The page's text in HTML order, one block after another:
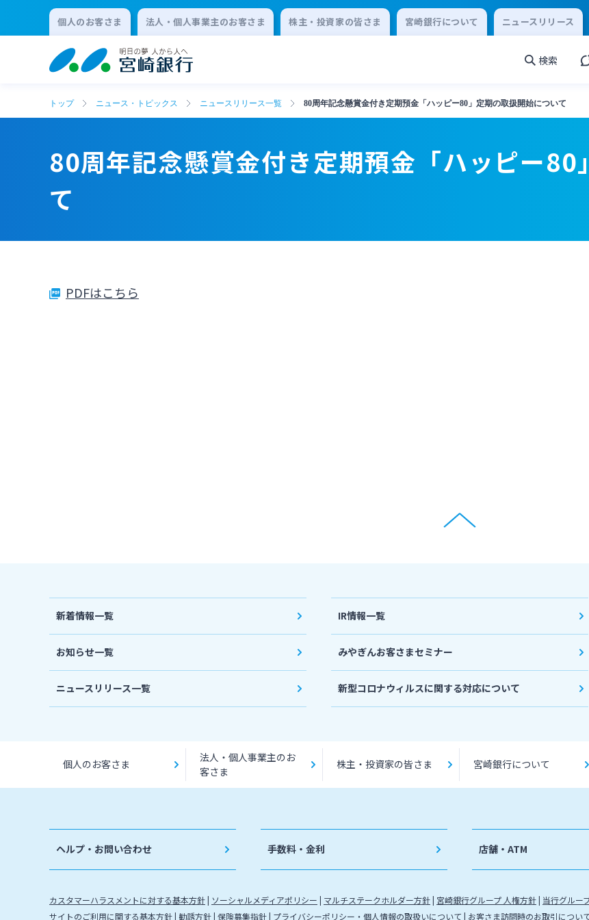
個人のお客さま 法人・個人事業主のお客さま 株主・投資家の皆さま 宮崎銀行について ニュースリリース
検索
トップ ニュース・トピックス ニュースリリース一覧 80周年記念懸賞金付き定期預金「ハッピー80」定期の取扱開始について
80周年記念懸賞金付き定期預金「ハッピー80
て
PDFはこちら
新着情報一覧
お知らせ一覧
ニュースリリース一覧
IR情報一覧
みやぎんお客さまセミナー
新型コロナウィルスに関する対応について
個人のお客さま
法人・個人事業主のお
客さま
株主・投資家の皆さま 宮崎銀行について
ヘルプ・お問い合わせ 手数料・金利 店舗・ATM
カスタマーハラスメントに対する基本方針 ソーシャルメディアポリシー マルチステークホルダー方針 宮崎銀行グループ 人権方針 当行グルー
サイトのご利用に関する基本方針 勧誘方針 保険募集指針 プライバシーポリシー・個人情報の取扱いについて お客さま訪問時のお取引につい